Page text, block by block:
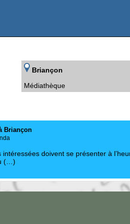
Briançon
Médiathèque
Briançon
intéressées doivent se présenter à
(…)